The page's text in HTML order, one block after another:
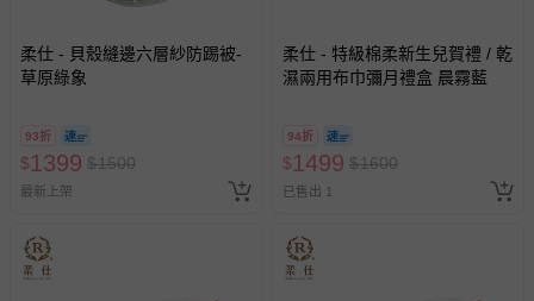
柔仕 - 貝殼縫邊六層紗防踢被-
草原綠象
93折
$1399 $1500
最新上架
柔仕 - 特級棉柔新生兒賀禮 / 乾
濕兩用布巾彌月禮盒 晨霧藍
94折
$1499 $1600
已售出 1